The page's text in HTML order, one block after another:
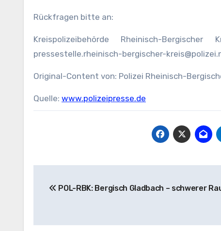
Rückfragen bitte an:
Kreispolizeibehörde Rheinisch-
pressestelle.rheinisch-bergischer-
Original-Content von: Polizei Rheinisch-
Quelle: www.polizeipresse.de
POL-RBK: Bergisch Gladbach – schwerer